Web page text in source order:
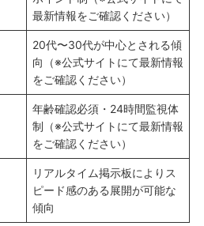
最新情報をご確認ください）
20代〜30代が中心とされる傾
向（※公式サイトにて最新情報
をご確認ください）
年齢確認必須・24時間監視体
制（※公式サイトにて最新情報
をご確認ください）
リアルタイム掲示板によりス
ピード感のある展開が可能な
傾向